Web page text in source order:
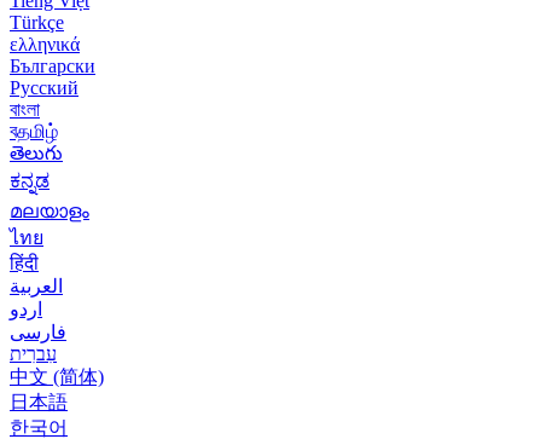
Türkçe
ελληνικά
Български
Русский
বাংলা
বதமிழ்
తెలుగు
ಕನ್ನಡ
മലയാളം
ไทย
हिंदी
العربية
اردو
فارسی
עִברִית
中文 (简体)
日本語
한국어